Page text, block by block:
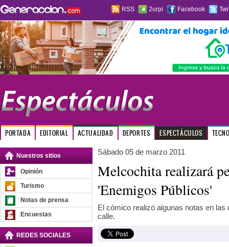
RSS 2urpi Facebook
PORTADA EDITORIAL ACTUALIDAD DEPORTES ESPECTÁCULOS
Nuestros sitios
Opinión
Turismo
Notas de prensa
Encuestas
REDES SOCIALES
Sábado 05 de marzo 2011
Melcochita realizará
'Enemigos Públicos'
El cómico realizó algunas notas en
calle.